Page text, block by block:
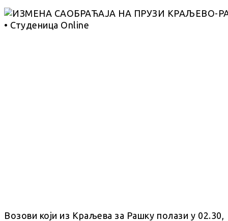
Возови који из Краљева за Рашку полази у 02.30,